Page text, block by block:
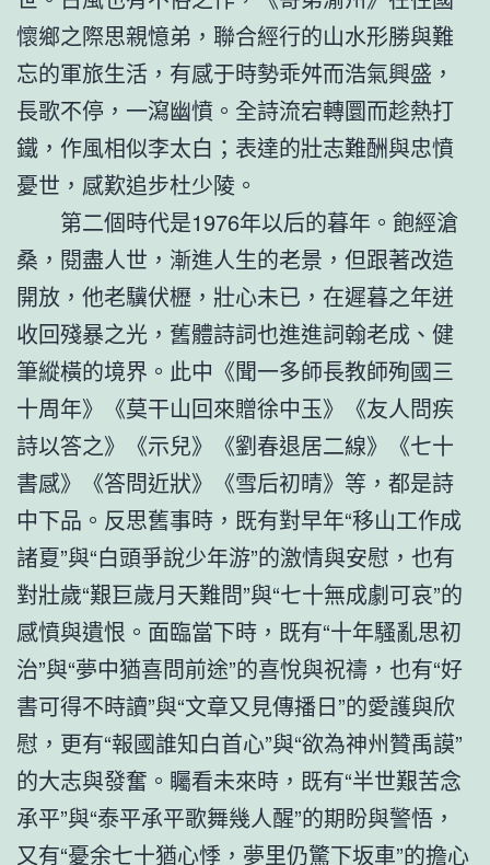
懷鄉之際思親憶弟，聯合經行的山水形勝與難
忘的軍旅生活，有感于時勢乖舛而浩氣興盛，
長歌不停，一瀉幽憤。全詩流宕轉圜而趁熱打
鐵，作風相似李太白；表達的壯志難酬與忠憤
憂世，感歎追步杜少陵。
第二個時代是1976年以后的暮年。飽經滄
桑，閱盡人世，漸進人生的老景，但跟著改造
開放，他老驥伏櫪，壯心未已，在遲暮之年迸
收回殘暴之光，舊體詩詞也進進詞翰老成、健
筆縱橫的境界。此中《聞一多師長教師殉國三
十周年》《莫干山回來贈徐中玉》《友人問疾
詩以答之》《示兒》《劉春退居二線》《七十
書感》《答問近狀》《雪后初晴》等，都是詩
中下品。反思舊事時，既有對早年“移山工作成
諸夏”與“白頭爭說少年游”的激情與安慰，也有
對壯歲“艱巨歲月天難問”與“七十無成劇可哀”的
感憤與遺恨。面臨當下時，既有“十年騷亂思初
治”與“夢中猶喜問前途”的喜悅與祝禱，也有“好
書可得不時讀”與“文章又見傳播日”的愛護與欣
慰，更有“報國誰知白首心”與“欲為神州贊禹謨”
的大志與發奮。矚看未來時，既有“半世艱苦念
承平”與“泰平承平歌舞幾人醒”的期盼與警悟，
又有“憂余七十猶心悸，夢里仍驚下坂車”的擔心